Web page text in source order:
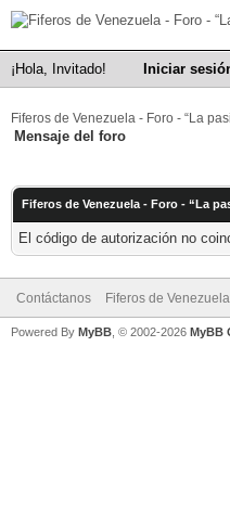
¡Hola, Invitado! Iniciar
Fiferos de Venezuela - Foro - “La
Mensaje del foro
Fiferos de Venezuela - Foro - “La
El código de autorización no
Contáctanos Fiferos de Venezuela
Powered By MyBB , © 2002-2026 MyBB